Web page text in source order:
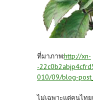
ที่มาภาพ:http://xn-
-
010/09/blog-
ไม่เฉพาะแต่คนไทย